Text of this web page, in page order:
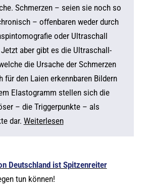
Schmerzen – seien sie noch so
– offenbaren weder durch
oder Ultraschall
aber gibt es die Ultraschall-
die Ursache der Schmerzen
für den Laien erkennbaren Bildern
Elastogramm stellen sich die
– die Triggerpunkte – als
dar. Weiterlesen
Deutschland ist Spitzenreiter
tun können!